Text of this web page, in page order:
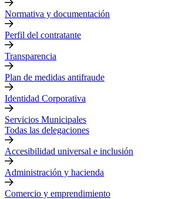
Normativa y documentación
Perfil del contratante
Transparencia
Plan de medidas antifraude
Identidad Corporativa
Servicios Municipales
Todas las delegaciones
Accesibilidad universal e inclusión
Administración y hacienda
Comercio y emprendimiento